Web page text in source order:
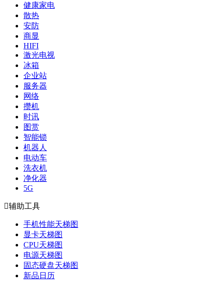
健康家电
散热
安防
商显
HIFI
激光电视
冰箱
企业站
服务器
网络
攒机
时讯
图赏
智能锁
机器人
电动车
洗衣机
净化器
5G
辅助工具
手机性能天梯图
显卡天梯图
CPU天梯图
电源天梯图
固态硬盘天梯图
新品日历